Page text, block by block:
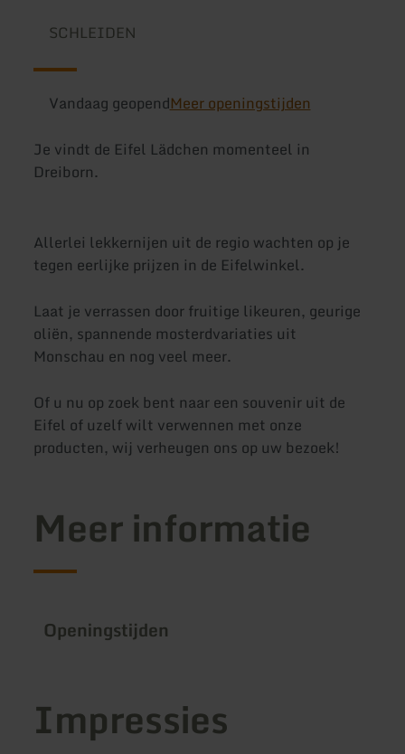
SCHLEIDEN
Vandaag geopendMeer openingstijden
Je vindt de Eifel Lädchen momenteel in
Dreiborn.
Allerlei lekkernijen uit de regio wachten op je
tegen eerlijke prijzen in de Eifelwinkel.
Laat je verrassen door fruitige likeuren, geurige
oliën, spannende mosterdvariaties uit
Monschau en nog veel meer.
Of u nu op zoek bent naar een souvenir uit de
Eifel of uzelf wilt verwennen met onze
producten, wij verheugen ons op uw bezoek!
Meer informatie
Openingstijden
Impressies